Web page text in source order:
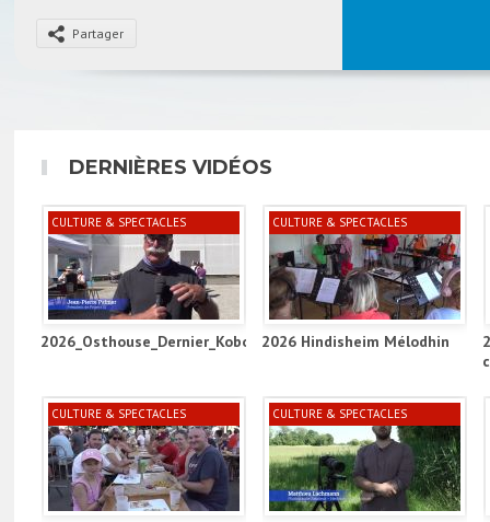
Partager
DERNIÈRES VIDÉOS
CULTURE & SPECTACLES
2026_Osthouse_Dernier_Kobold_Project_ill
CULTURE & SPECTACLES
2026 Hindisheim Mélodhin
CULTURE & SPECTACLES CULTURE & SPECTACLES